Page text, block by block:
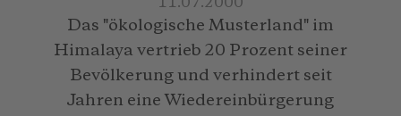
11.07.2000
Das "ökologische Musterland" im
Himalaya vertrieb 20 Prozent seiner
Bevölkerung und verhindert seit
Jahren eine Wiedereinbürgerung